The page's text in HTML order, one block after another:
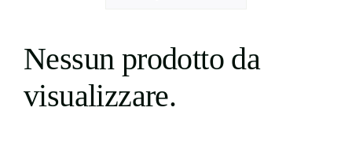
Nessun prodotto da
visualizzare.